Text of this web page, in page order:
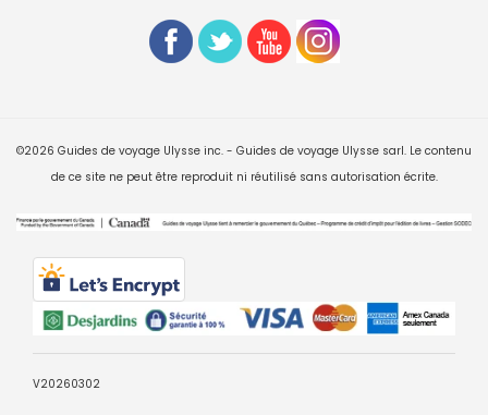
©2026 Guides de voyage Ulysse inc. - Guides de voyage Ulysse sarl. Le contenu
de ce site ne peut être reproduit ni réutilisé sans autorisation écrite.
V20260302